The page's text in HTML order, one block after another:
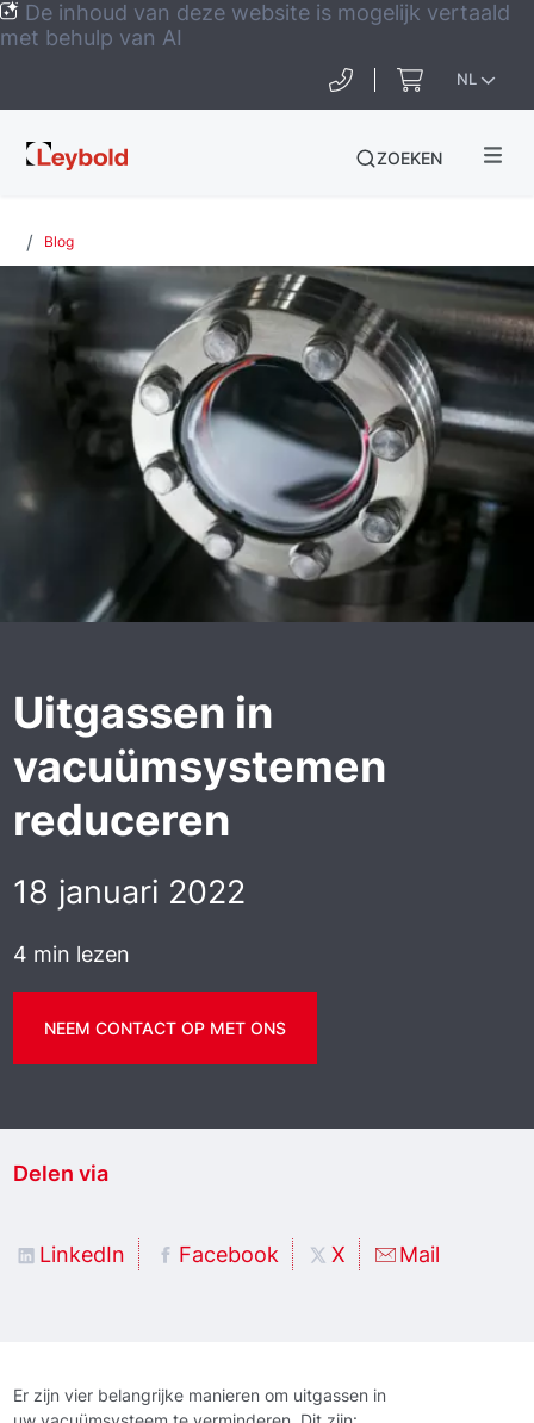
De inhoud van deze website is mogelijk vertaald
met behulp van AI
NL
Leybold
ZOEKEN
Blog
Uitgassen in
vacuümsystemen
reduceren
18 januari 2022
4 min lezen
NEEM CONTACT OP MET ONS
Delen via
LinkedIn Facebook X Mail
Er zijn vier belangrijke manieren om uitgassen in